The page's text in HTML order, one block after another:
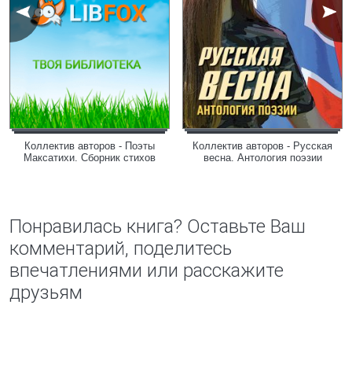
Коллектив авторов - Поэты
Максатихи. Сборник стихов
Коллектив авторов - Русская
весна. Антология поэзии
Понравилась книга? Оставьте Ваш
комментарий, поделитесь
впечатлениями или расскажите
друзьям